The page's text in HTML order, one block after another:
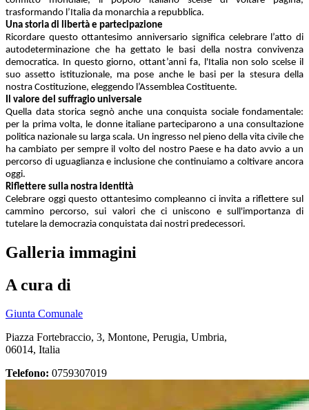
trasformando l’Italia da monarchia a repubblica.
Una storia di libertà e partecipazione
Ricordare questo ottantesimo anniversario significa celebrare l’atto di
autodeterminazione che ha gettato le basi della nostra convivenza
democratica. In questo giorno, ottant’anni fa, l'Italia non solo scelse il
suo assetto istituzionale, ma pose anche le basi per la stesura della
nostra Costituzione, eleggendo l’Assemblea Costituente.
Il valore del suffragio universale
Quella data storica segnò anche una conquista sociale fondamentale:
per la prima volta, le donne italiane parteciparono a una consultazione
politica nazionale su larga scala. Un ingresso nel pieno della vita civile che
ha cambiato per sempre il volto del nostro Paese e ha dato avvio a un
percorso di uguaglianza e inclusione che continuiamo a coltivare ancora
oggi.
Riflettere sulla nostra identità
Celebrare oggi questo ottantesimo compleanno ci invita a riflettere sul
cammino percorso, sui valori che ci uniscono e sull'importanza di
tutelare la democrazia conquistata dai nostri predecessori.
Galleria immagini
A cura di
Giunta Comunale
Piazza Fortebraccio, 3, Montone, Perugia, Umbria,
06014, Italia
Telefono: 0759307019